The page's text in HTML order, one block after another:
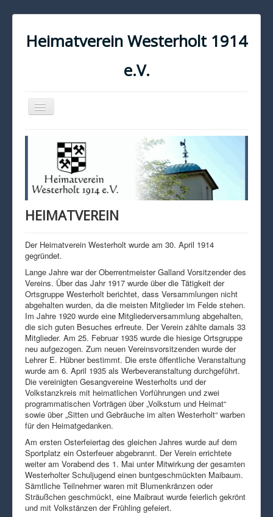
Heimatverein Westerholt 1914
e.V.
Navigation
an/aus
KONTAKT
IMPRESSUM
DATENSCHUTZ
HEIMATVEREIN
Der Heimatverein Westerholt wurde am 30. April 1914
gegründet.
Lange Jahre war der Oberrentmeister Galland Vorsitzender des
Vereins. Über das Jahr 1917 wurde über die Tätigkeit der
Ortsgruppe Westerholt berichtet, dass Versammlungen nicht
abgehalten wurden, da die meisten Mitglieder im Felde stehen.
Im Jahre 1920 wurde eine Mitgliederversammlung abgehalten,
die sich guten Besuches erfreute. Der Verein zählte damals 33
Mitglieder. Am 25. Februar 1935 wurde die hiesige Ortsgruppe
neu aufgezogen. Zum neuen Vereinsvorsitzenden wurde der
Lehrer E. Hübner bestimmt. Die erste öffentliche Veranstaltung
wurde am 6. April 1935 als Werbeveranstaltung durchgeführt.
Die vereinigten Gesangvereine Westerholts und der
Volkstanzkreis mit heimatlichen Vorführungen und zwei
programmatischen Vorträgen über „Volkstum und Heimat“
sowie über „Sitten und Gebräuche im alten Westerholt“ warben
für den Heimatgedanken.
Am ersten Osterfeiertag des gleichen Jahres wurde auf dem
Sportplatz ein Osterfeuer abgebrannt. Der Verein errichtete
weiter am Vorabend des 1. Mai unter Mitwirkung der gesamten
Westerholter Schuljugend einen buntgeschmückten Maibaum.
Sämtliche Teilnehmer waren mit Blumenkränzen oder
Sträußchen geschmückt, eine Maibraut wurde feierlich gekrönt
und mit Volkstänzen der Frühling gefeiert.